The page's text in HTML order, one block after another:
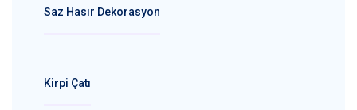
Saz Hasır Dekorasyon
Kirpi Çatı